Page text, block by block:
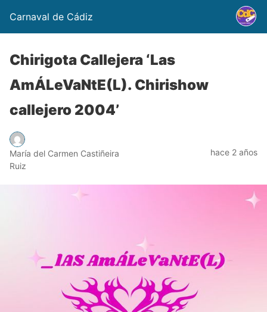
Carnaval de Cádiz
Chirigota Callejera ‘Las
AmÁLeVaNtE(L). Chirishow
callejero 2004’
María del Carmen Castiñeira
Ruiz
hace 2 años